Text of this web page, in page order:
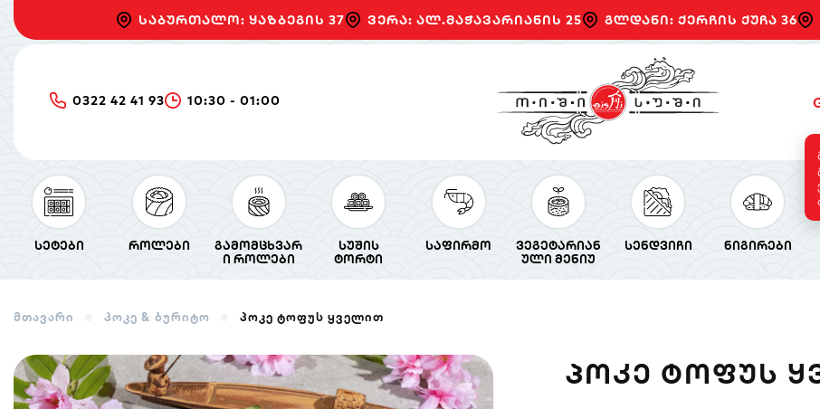
საბურთალო: ყაზბეგის 37 ვერა: ალ.მაჭავარიანის 25 გლდანი: ქერჩის ქუჩა 36
0322 42 41 93 10:30 - 01:00
სეტები როლები
გამომცხვარ
ი როლები
სუშის
ტორტი
საფირმო
ვეგეტარიან
ული მენიუ
სენდვიჩი ნიგირები
მთავარი პოკე & ბურიტო პოკე ტოფუს ყველით
ᲞᲝᲙᲔ ᲢᲝᲤᲣᲡ